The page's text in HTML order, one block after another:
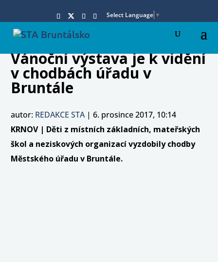
Select Language ▼
Vánoční výstava je k vidění
v chodbách úřadu v
Bruntále
autor: REDAKCE STA|6. prosince 2017, 10:14
KRNOV | Děti z místních základních, mateřských
škol a neziskových organizací vyzdobily chodby
Městského úřadu v Bruntále.